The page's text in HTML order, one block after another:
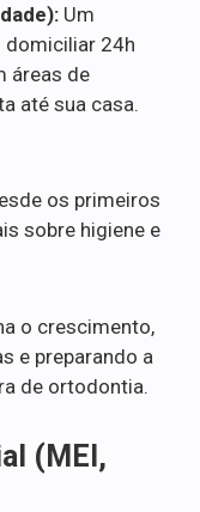
Um
domiciliar 24h
áreas de
até sua casa.
os primeiros
sobre higiene e
o crescimento,
e preparando a
de ortodontia.
(MEI,